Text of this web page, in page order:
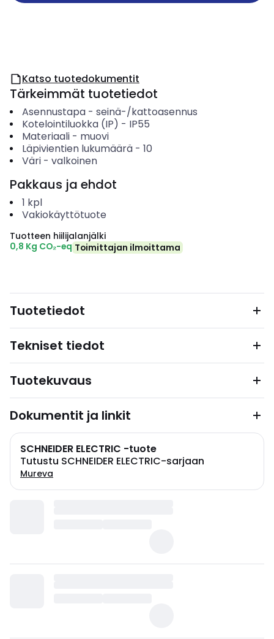
Katso tuotedokumentit
Tärkeimmät tuotetiedot
Asennustapa- seinä-/kattoasennus
Kotelointiluokka (IP) - IP55
Materiaali- muovi
Läpivientien lukumäärä- 10
Väri- valkoinen
Pakkaus ja ehdot
1 kpl
Vakiokäyttötuote
Tuotteen hiilijalanjälki
0,8 Kg CO₂-eq Toimittajan ilmoittama
Tuotetiedot
Tekniset tiedot
Tuotekuvaus
Dokumentit ja linkit
SCHNEIDER ELECTRIC -tuote
Tutustu SCHNEIDER ELECTRIC-sarjaan
Mureva